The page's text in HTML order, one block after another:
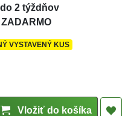
do 2 týždňov
ZADARMO
VYSTAVENÝ KUS
Vložiť do košíka